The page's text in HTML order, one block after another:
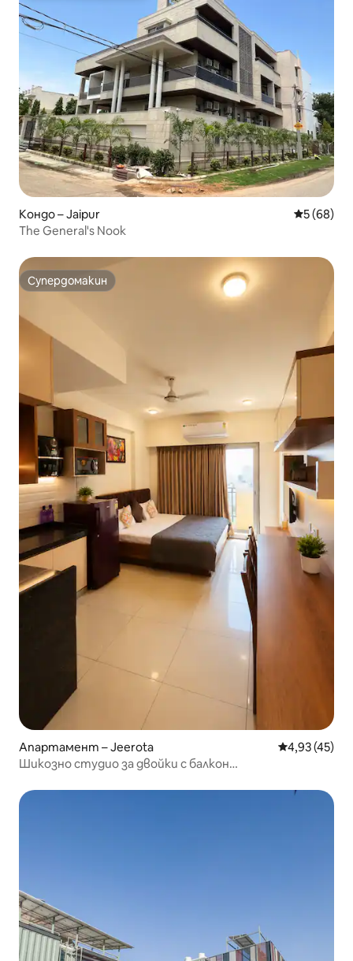
Кондо – Jaipur Средна
5 (68)
The General's Nook
Супердомакин
Супердомакин
Апартамент – Jeerota Средна
4,93 (45)
Шикозно студио за двойки с балкон